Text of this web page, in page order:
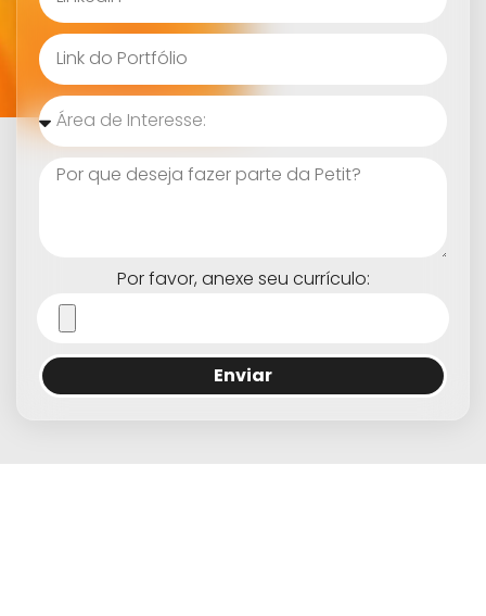
Por favor, anexe seu currículo:
Enviar